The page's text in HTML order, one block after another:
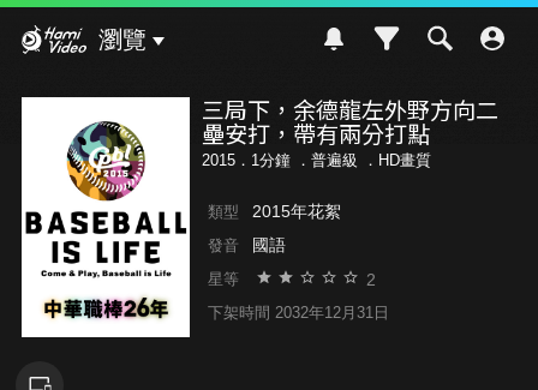
瀏覽
三局下，余德龍左外野方向二
壘安打，帶有兩分打點
2015．1分鐘 ． 普遍級 ．HD畫質
類型 2015年花絮
發音 國語
星等 2
下架時間 2032年12月31日